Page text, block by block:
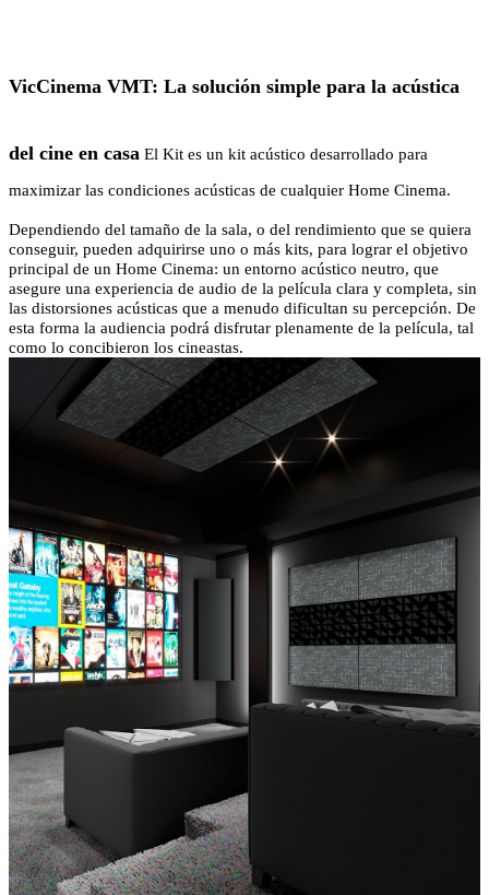
VicCinema VMT: La solución simple para la acústica
del cine en casa El Kit es un kit acústico desarrollado para
maximizar las condiciones acústicas de cualquier Home Cinema.
Dependiendo del tamaño de la sala, o del rendimiento que se quiera
conseguir, pueden adquirirse uno o más kits, para lograr el objetivo
principal de un Home Cinema: un entorno acústico neutro, que
asegure una experiencia de audio de la película clara y completa, sin
las distorsiones acústicas que a menudo dificultan su percepción. De
esta forma la audiencia podrá disfrutar plenamente de la película, tal
como lo concibieron los cineastas.